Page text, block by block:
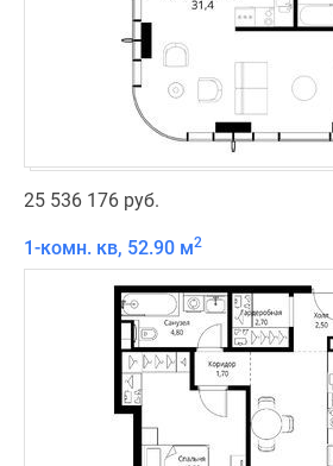
25 536 176 руб.
1-комн. кв, 52.90 м2